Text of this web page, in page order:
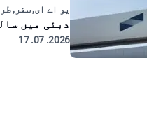
یو اے ای, سفر,
دبئی میں سالک نظام
2026. 07. 17